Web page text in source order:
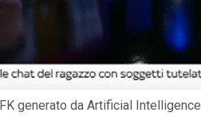
generato da Artificial Intelligence